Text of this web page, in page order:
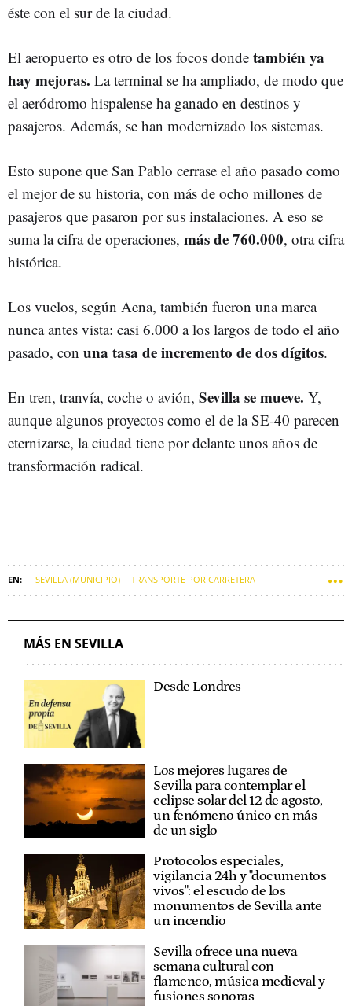
éste con el sur de la ciudad.
El aeropuerto es otro de los focos donde también ya
hay mejoras. La terminal se ha ampliado, de modo que
el aeródromo hispalense ha ganado en destinos y
pasajeros. Además, se han modernizado los sistemas.
Esto supone que San Pablo cerrase el año pasado como
el mejor de su historia, con más de ocho millones de
pasajeros que pasaron por sus instalaciones. A eso se
suma la cifra de operaciones, más de 760.000, otra cifra
histórica.
Los vuelos, según Aena, también fueron una marca
nunca antes vista: casi 6.000 a los largos de todo el año
pasado, con una tasa de incremento de dos dígitos.
En tren, tranvía, coche o avión, Sevilla se mueve. Y,
aunque algunos proyectos como el de la SE-40 parecen
eternizarse, la ciudad tiene por delante unos años de
transformación radical.
SEVILLA (MUNICIPIO) TRANSPORTE POR CARRETERA
MÁS EN SEVILLA
Desde Londres
Los mejores lugares de
Sevilla para contemplar el
eclipse solar del 12 de agosto,
un fenómeno único en más
de un siglo
Protocolos especiales,
vigilancia 24h y "documentos
vivos": el escudo de los
monumentos de Sevilla ante
un incendio
Sevilla ofrece una nueva
semana cultural con
flamenco, música medieval y
fusiones sonoras